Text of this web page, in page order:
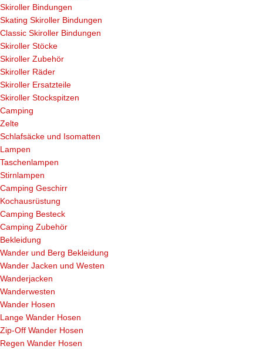
Skiroller Bindungen
Skating Skiroller Bindungen
Classic Skiroller Bindungen
Skiroller Stöcke
Skiroller Zubehör
Skiroller Räder
Skiroller Ersatzteile
Skiroller Stockspitzen
Camping
Zelte
Schlafsäcke und Isomatten
Lampen
Taschenlampen
Stirnlampen
Camping Geschirr
Kochausrüstung
Camping Besteck
Camping Zubehör
Bekleidung
Wander und Berg Bekleidung
Wander Jacken und Westen
Wanderjacken
Wanderwesten
Wander Hosen
Lange Wander Hosen
Zip-Off Wander Hosen
Regen Wander Hosen